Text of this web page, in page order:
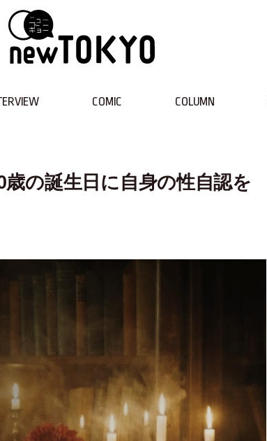
COMIC COLUMN
歳の誕生日に自身の性自認を